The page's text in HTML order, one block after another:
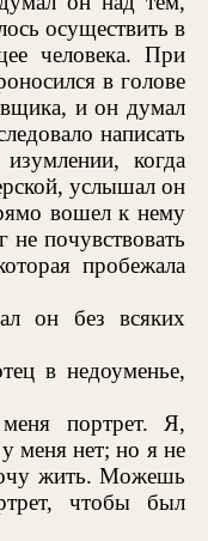
осуществить в
человека. При
в голове
и он думал
написать
когда
услышал он
вошел к нему
почувствовать
пробежала
он без всяких
в недоуменье,
портрет. Я,
меня нет; но я не
жить. Можешь
чтобы был